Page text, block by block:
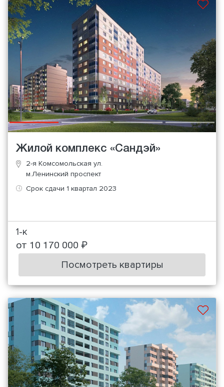
Жилой комплекс «Сандэй»
2-я Комсомольская ул.
м.Ленинский проспект
Срок сдачи 1 квартал 2023
1-к
от 10 170 000 ₽
Посмотреть квартиры